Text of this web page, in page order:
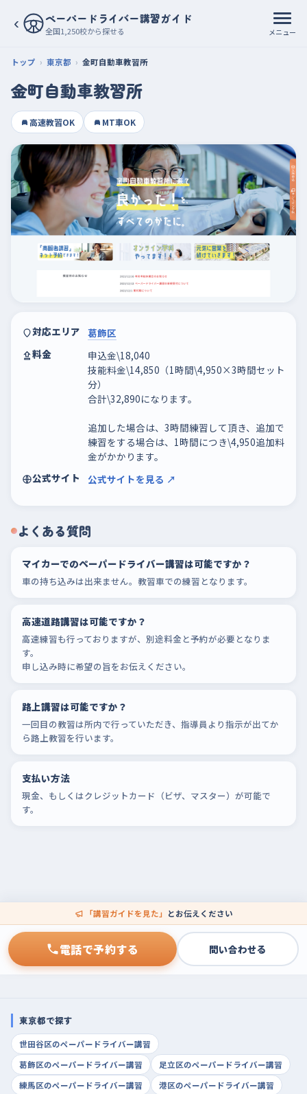
‹ ペーパードライバー講習ガイド
全国1,250校から探せる メニュー
トップ 東京都 金町自動車教習所
金町自動車教習所
高速教習OK MT車OK
対応エリア 葛飾区
料金
申込金\18,040
技能料金\14,850（1時間\4,950×3時間セット
分）
合計\32,890になります。
追加した場合は、3時間練習して頂き、追加で
練習をする場合は、1時間につき\4,950追加料
金がかかります。
公式サイト
公式サイトを見る ↗
よくある質問
マイカーでのペーパードライバー講習は可能ですか？
車の持ち込みは出来ません。教習車での練習となります。
高速道路講習は可能ですか？
高速練習も行っておりますが、別途料金と予約が必要となりま
す。
申し込み時に希望の旨をお伝えください。
路上講習は可能ですか？
一回目の教習は所内で行っていただき、指導員より指示が出てか
ら路上教習を行います。
支払い方法
現金、もしくはクレジットカード（ビザ、マスター）が可能で
す。
「講習ガイドを見た」 とお伝えください
電話で予約する 問い合わせる
東京都で探す
世田谷区のペーパードライバー講習
葛飾区のペーパードライバー講習
足立区のペーパードライバー講習
練馬区のペーパードライバー講習
港区のペーパードライバー講習